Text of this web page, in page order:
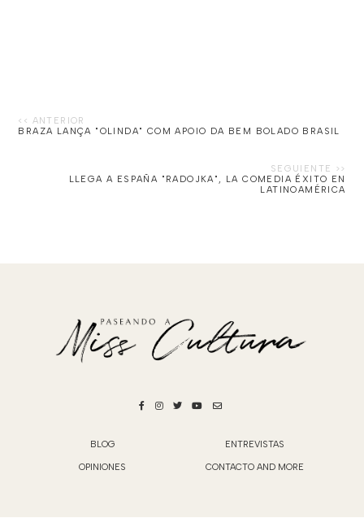
BRAZA LANÇA "OLINDA" COM APOIO DA BEM BOLADO BRASIL
LLEGA A ESPAÑA "RADOJKA", LA COMEDIA ÉXITO EN
LATINOAMÉRICA
BLOG ENTREVISTAS
OPINIONES CONTACTO AND MORE